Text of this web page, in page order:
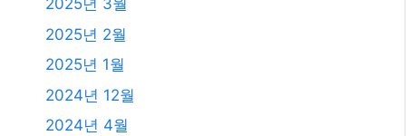
2025년 3월
2025년 2월
2025년 1월
2024년 12월
2024년 4월